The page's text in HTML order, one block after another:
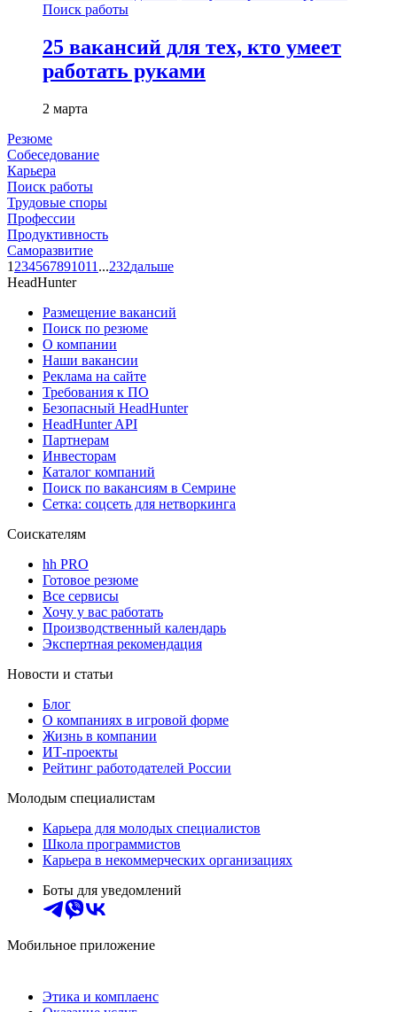
Поиск работы
25 вакансий для тех, кто умеет
работать руками
2 марта
Резюме
Собеседование
Карьера
Поиск работы
Трудовые споры
Профессии
Продуктивность
Саморазвитие
1 234567891011 ...232дальше
HeadHunter
Размещение вакансий
Поиск по резюме
О компании
Наши вакансии
Реклама на сайте
Требования к ПО
Безопасный HeadHunter
HeadHunter API
Партнерам
Инвесторам
Каталог компаний
Поиск по вакансиям в Семрине
Сетка: соцсеть для нетворкинга
Соискателям
hh PRO
Готовое резюме
Все сервисы
Хочу у вас работать
Производственный календарь
Экспертная рекомендация
Новости и статьи
Блог
О компаниях в игровой форме
Жизнь в компании
ИТ-проекты
Рейтинг работодателей России
Молодым специалистам
Карьера для молодых специалистов
Школа программистов
Карьера в некоммерческих организациях
Боты для уведомлений
Мобильное приложение
Этика и комплаенс